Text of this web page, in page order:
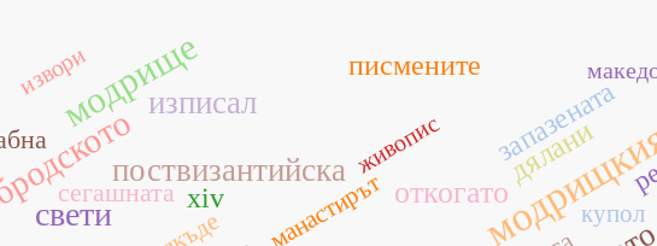
модрище
свети
изписал
поствизантийска
откогато
дялани
запазената
писмените
хіv
сегашната
купол
манастирът
живопис
извори